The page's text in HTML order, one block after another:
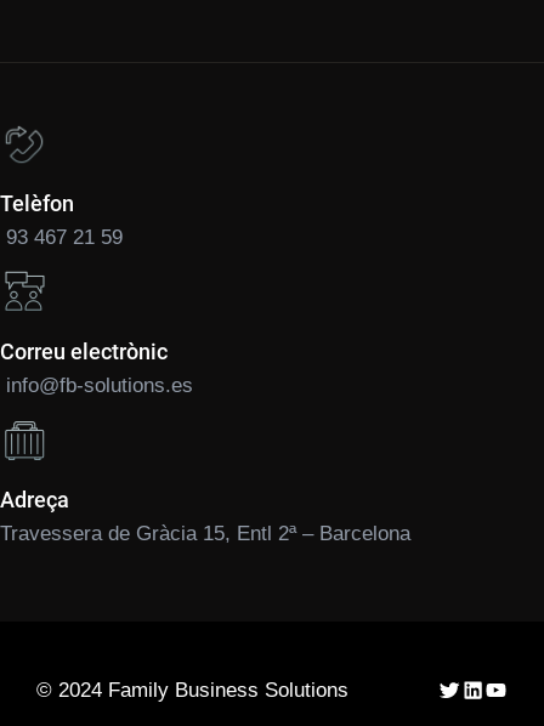
Telèfon
93 467 21 59
Correu electrònic
info@fb-solutions.es
Adreça
Travessera de Gràcia 15, Entl 2ª – Barcelona
© 2024 Family Business Solutions Twitter
LinkedIn